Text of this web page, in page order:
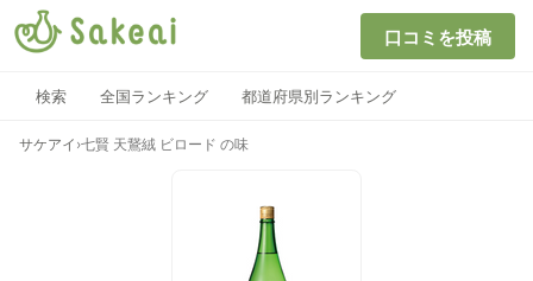
口コミを投稿
検索 全国ランキング 都道府県別ランキング
サケアイ ›七賢 天鵞絨 ビロード の味